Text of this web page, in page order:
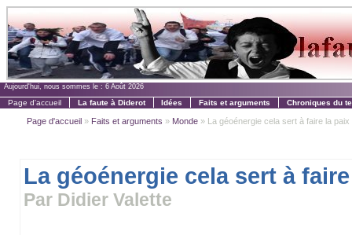
Aujourd'hui, nous sommes le : 6 Août 2026
Page d'accueil La faute à Diderot Idées Faits et arguments Chroniques du
Page d'accueil » Faits et arguments » Monde » La géoénergie cela sert à faire la paix
La géoénergie cela sert à
Par Didier Valette